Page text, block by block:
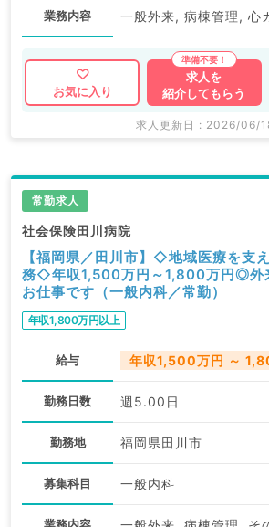
業務内容 一般外来, 病棟管理, 心
お気に入り
求人を
紹介してもらう
求人更新日 : 2026/06/
常勤求人
社会保険田川病院
【福岡県／田川市】◇地域医療を支
務◇年収1,500万円～1,800万円◎外
お仕事です（一般内科／常勤）
年収1,800万円以上
給与 年収1,500万円 ～
勤務日数 週5.00日
勤務地 福岡県田川市
募集科目 一般内科